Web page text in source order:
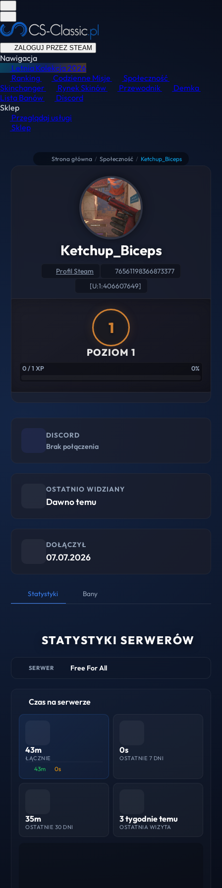
ZALOGUJ PRZEZ STEAM
Nawigacja
Letnia Kolekcja2026
Ranking
Codzienne Misje
Społeczność
Skinchanger
Rynek Skinów Przewodnik
Demka
Lista Banów
Discord
Sklep
Przeglądaj usługi
Sklep
Strona główna / Społeczność / Ketchup_Biceps
Ketchup_Biceps
Profil Steam
76561198366873377
[U:1:406607649]
1
POZIOM 1
0 / 1 XP 0%
DISCORD
Brak połączenia
OSTATNIO WIDZIANY
Dawno temu
DOŁĄCZYŁ
07.07.2026
Statystyki Bany
STATYSTYKI SERWERÓW
SERWER Free For All
Czas na serwerze
43m
ŁĄCZNIE
43m 0s
0s
OSTATNIE 7 DNI
35m
OSTATNIE 30 DNI
3 tygodnie temu
OSTATNIA WIZYTA